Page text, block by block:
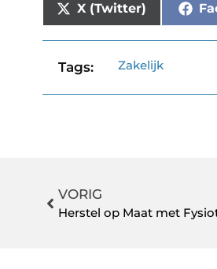
X (Twitter)
Tags: Zakelijk
VORIG
Herstel op Maat met